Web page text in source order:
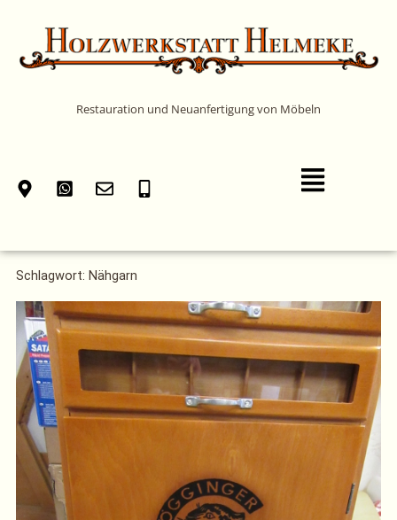
springen
Restauration und Neuanfertigung von Möbeln
Main
Menu
Schlagwort: Nähgarn